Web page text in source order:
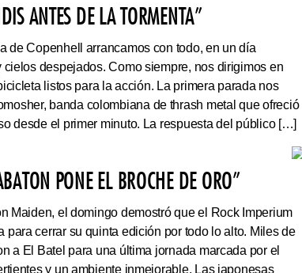
ANTES DE LA TORMENTA”
de Copenhell arrancamos con todo, en un día
despejados. Como siempre, nos dirigimos en
listos para la acción. La primera parada nos
banda colombiana de thrash metal que ofreció
desde el primer minuto. La respuesta del público […]
PONE EL BROCHE DE ORO”
Maiden, el domingo demostró que el Rock Imperium
para cerrar su quinta edición por todo lo alto. Miles de
a El Batel para una última jornada marcada por el
y un ambiente inmejorable. Las japonesas